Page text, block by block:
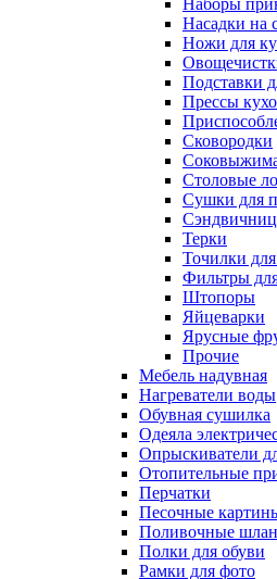
Наборы
Насадки на
Ножи для
Подставки
Прессы
Сковородки
Столовые
Сушки для
Терки
Точилки
Фильтры
Штопоры
Яйцеварки
Ярусные
Прочие
Мебель надувная
Нагреватели воды
Обувная сушилка
Одеяла
Опрыскиватели
Отопительные
Перчатки
Песочные
Поливочные
Полки для обуви
Рамки для фото